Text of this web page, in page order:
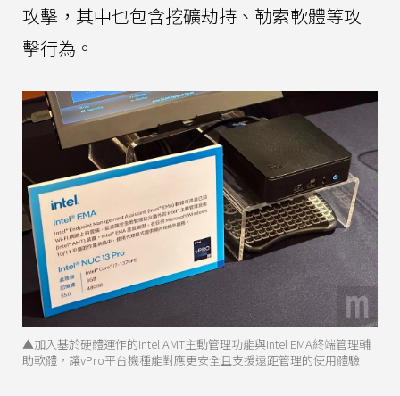
攻擊，其中也包含挖礦劫持、勒索軟體等攻
擊行為。
▲加入基於硬體運作的Intel AMT主動管理功能與Intel EMA終端管理輔
助軟體，讓vPro平台機種能對應更安全且支援遠距管理的使用體驗